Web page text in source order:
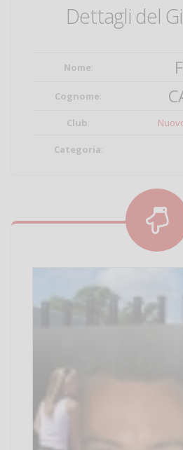
Dettagli del
Nome:
Cognome:
Club:
Categoria: